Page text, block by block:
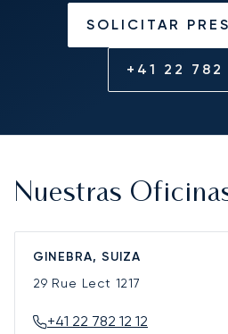
SOLICITAR
+41 22 782
Nuestras
GINEBRA, SUIZA
29 Rue Lect 1217
+41 22 782 12 12